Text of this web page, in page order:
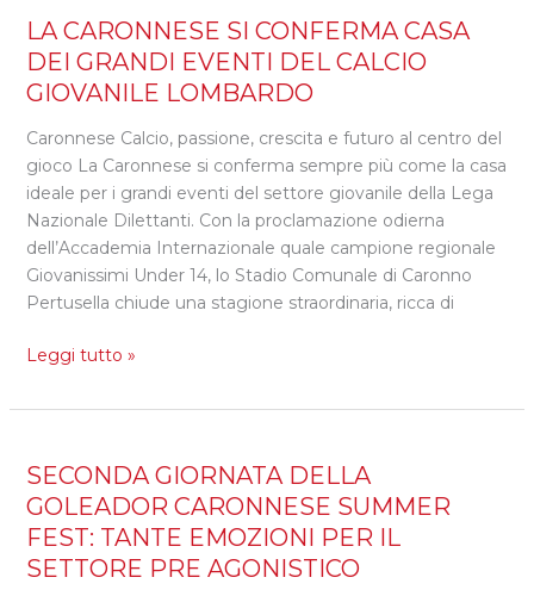
LA CARONNESE SI CONFERMA CASA
DEI GRANDI EVENTI DEL CALCIO
GIOVANILE LOMBARDO
Caronnese Calcio, passione, crescita e futuro al centro del
gioco La Caronnese si conferma sempre più come la casa
ideale per i grandi eventi del settore giovanile della Lega
Nazionale Dilettanti. Con la proclamazione odierna
dell’Accademia Internazionale quale campione regionale
Giovanissimi Under 14, lo Stadio Comunale di Caronno
Pertusella chiude una stagione straordinaria, ricca di
LA
CARONNESE
SI
CASA
DEI
GRANDI
EVENTI
DEL
CALCIO
GIOVANILE
Leggi tutto »
SECONDA GIORNATA DELLA
GOLEADOR CARONNESE SUMMER
FEST: TANTE EMOZIONI PER IL
SETTORE PRE AGONISTICO
SECONDA
GIORNATA
DELLA
GOLEADOR
CARONNESE